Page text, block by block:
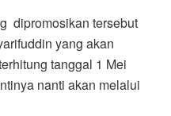
dipromosikan tersebut
yang akan
tanggal 1 Mei
nanti akan melalui